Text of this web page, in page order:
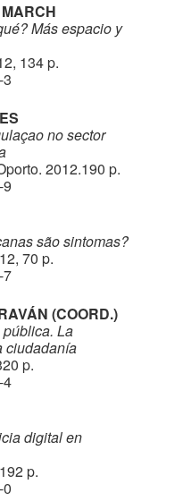
Más espacio y
134 p.
no sector
2012.190 p.
são sintomas?
70 p.
7
(COORD.)
La
ciudadanía
p.
4
digital en
p.